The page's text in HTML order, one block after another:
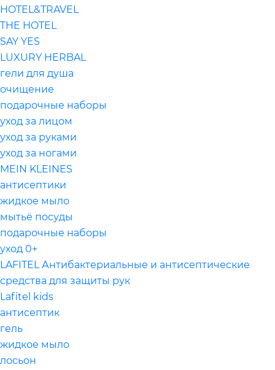
HOTEL&TRAVEL
THE HOTEL
SAY YES
LUXURY HERBAL
гели для душа
очищение
подарочные наборы
уход за лицом
уход за руками
уход за ногами
MEIN KLEINES
антисептики
жидкое мыло
мытьё посуды
подарочные наборы
уход 0+
LAFITEL Антибактериальные и антисептические
средства для защиты рук
Lafitel kids
антисептик
гель
жидкое мыло
лосьон